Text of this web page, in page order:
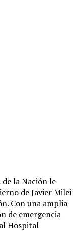
de la Nación le
de Javier Milei
Con una amplia
de emergencia
Hospital